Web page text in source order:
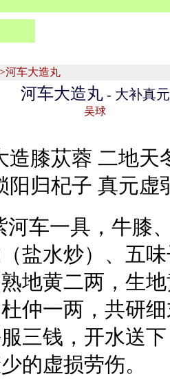
河车大造丸
河车大造丸- 大补真元
吴球
造膝苁蓉 二地天
阳归杞子 真元虚
河车一具，牛膝
盐水炒）、五
地黄二两，生
仲一两，共研
三钱，开水送
的虚损劳伤。